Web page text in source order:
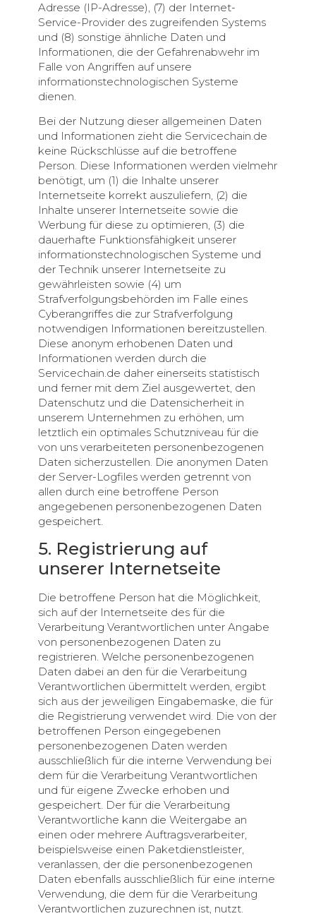
Adresse (IP-Adresse), (7) der Internet-
Service-Provider des zugreifenden Systems
und (8) sonstige ähnliche Daten und
Informationen, die der Gefahrenabwehr im
Falle von Angriffen auf unsere
informationstechnologischen Systeme
dienen.
Bei der Nutzung dieser allgemeinen Daten
und Informationen zieht die Servicechain.de
keine Rückschlüsse auf die betroffene
Person. Diese Informationen werden vielmehr
benötigt, um (1) die Inhalte unserer
Internetseite korrekt auszuliefern, (2) die
Inhalte unserer Internetseite sowie die
Werbung für diese zu optimieren, (3) die
dauerhafte Funktionsfähigkeit unserer
informationstechnologischen Systeme und
der Technik unserer Internetseite zu
gewährleisten sowie (4) um
Strafverfolgungsbehörden im Falle eines
Cyberangriffes die zur Strafverfolgung
notwendigen Informationen bereitzustellen.
Diese anonym erhobenen Daten und
Informationen werden durch die
Servicechain.de daher einerseits statistisch
und ferner mit dem Ziel ausgewertet, den
Datenschutz und die Datensicherheit in
unserem Unternehmen zu erhöhen, um
letztlich ein optimales Schutzniveau für die
von uns verarbeiteten personenbezogenen
Daten sicherzustellen. Die anonymen Daten
der Server-Logfiles werden getrennt von
allen durch eine betroffene Person
angegebenen personenbezogenen Daten
gespeichert.
5. Registrierung auf
unserer Internetseite
Die betroffene Person hat die Möglichkeit,
sich auf der Internetseite des für die
Verarbeitung Verantwortlichen unter Angabe
von personenbezogenen Daten zu
registrieren. Welche personenbezogenen
Daten dabei an den für die Verarbeitung
Verantwortlichen übermittelt werden, ergibt
sich aus der jeweiligen Eingabemaske, die für
die Registrierung verwendet wird. Die von der
betroffenen Person eingegebenen
personenbezogenen Daten werden
ausschließlich für die interne Verwendung bei
dem für die Verarbeitung Verantwortlichen
und für eigene Zwecke erhoben und
gespeichert. Der für die Verarbeitung
Verantwortliche kann die Weitergabe an
einen oder mehrere Auftragsverarbeiter,
beispielsweise einen Paketdienstleister,
veranlassen, der die personenbezogenen
Daten ebenfalls ausschließlich für eine interne
Verwendung, die dem für die Verarbeitung
Verantwortlichen zuzurechnen ist, nutzt.